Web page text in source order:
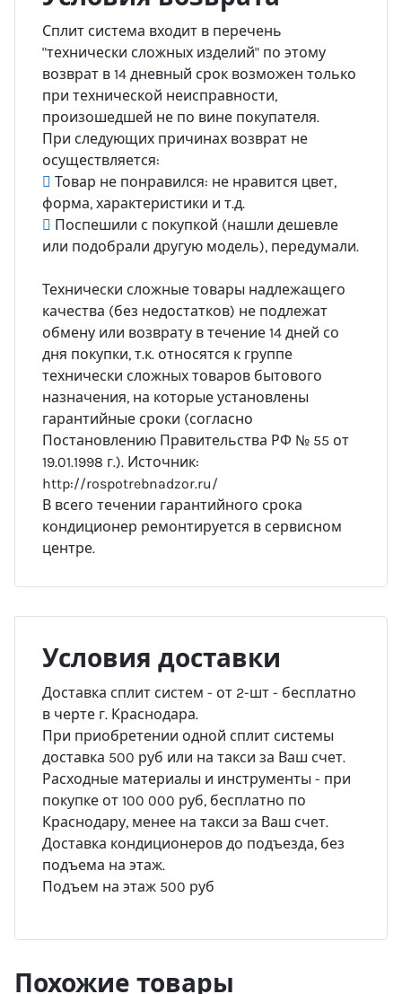
Сплит система входит в перечень
"технически сложных изделий" по этому
возврат в 14 дневный срок возможен только
при технической неисправности,
произошедшей не по вине покупателя.
При следующих причинах возврат не
осуществляется:
Товар не понравился: не нравится цвет,
форма, характеристики и т.д.
Поспешили с покупкой (нашли дешевле
или подобрали другую модель), передумали.
Технически сложные товары надлежащего
качества (без недостатков) не подлежат
обмену или возврату в течение 14 дней со
дня покупки, т.к. относятся к группе
технически сложных товаров бытового
назначения, на которые установлены
гарантийные сроки (согласно
Постановлению Правительства РФ № 55 от
19.01.1998 г.). Источник:
http://rospotrebnadzor.ru/
В всего течении гарантийного срока
кондиционер ремонтируется в сервисном
центре.
Условия доставки
Доставка сплит систем - от 2-шт - бесплатно
в черте г. Краснодара.
При приобретении одной сплит системы
доставка 500 руб или на такси за Ваш счет.
Расходные материалы и инструменты - при
покупке от 100 000 руб, бесплатно по
Краснодару, менее на такси за Ваш счет.
Доставка кондиционеров до подъезда, без
подъема на этаж.
Подъем на этаж 500 руб
Похожие товары